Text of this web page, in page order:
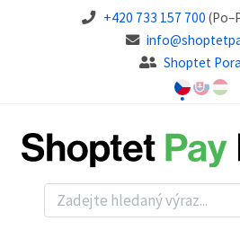
+420 733 157 700
Shoptet